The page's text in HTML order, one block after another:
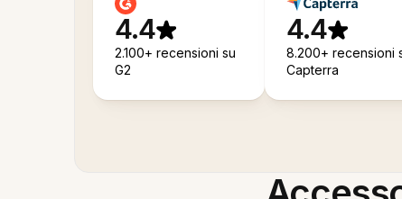
4.4
2.100+ recensioni su
G2
4.4
8.200+ recensioni
Capterra